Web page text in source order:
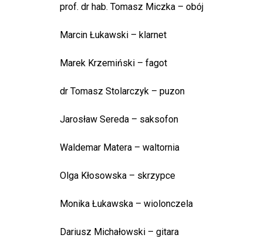
prof. dr hab. Tomasz Miczka – obój
Marcin Łukawski – klarnet
Marek Krzemiński – fagot
dr Tomasz Stolarczyk – puzon
Jarosław Sereda – saksofon
Waldemar Matera – waltornia
Olga Kłosowska – skrzypce
Monika Łukawska – wiolonczela
Dariusz Michałowski – gitara